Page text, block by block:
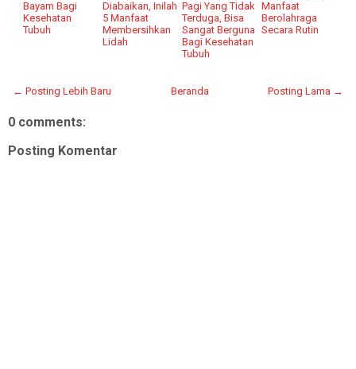
Bayam Bagi
Kesehatan
Tubuh
Diabaikan, Inilah
5 Manfaat
Membersihkan
Lidah
Pagi Yang Tidak
Terduga, Bisa
Sangat Berguna
Bagi Kesehatan
Tubuh
Manfaat
Berolahraga
Secara Rutin
← Posting Lebih Baru Posting Lama →
Beranda
0 comments:
Posting Komentar